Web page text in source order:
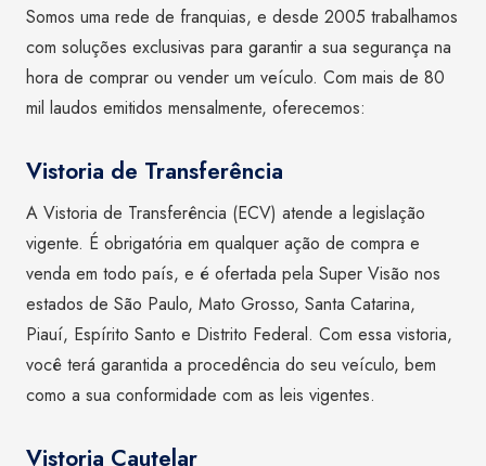
Somos uma rede de franquias, e desde 2005 trabalhamos
com soluções exclusivas para garantir a sua segurança na
hora de comprar ou vender um veículo. Com mais de 80
mil laudos emitidos mensalmente, oferecemos:
Vistoria de Transferência
A Vistoria de Transferência (ECV) atende a legislação
vigente. É obrigatória em qualquer ação de compra e
venda em todo país, e é ofertada pela Super Visão nos
estados de São Paulo, Mato Grosso, Santa Catarina,
Piauí, Espírito Santo e Distrito Federal. Com essa vistoria,
você terá garantida a procedência do seu veículo, bem
como a sua conformidade com as leis vigentes.
Vistoria Cautelar